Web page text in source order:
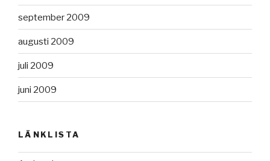
september 2009
augusti 2009
juli 2009
juni 2009
LÄNKLISTA